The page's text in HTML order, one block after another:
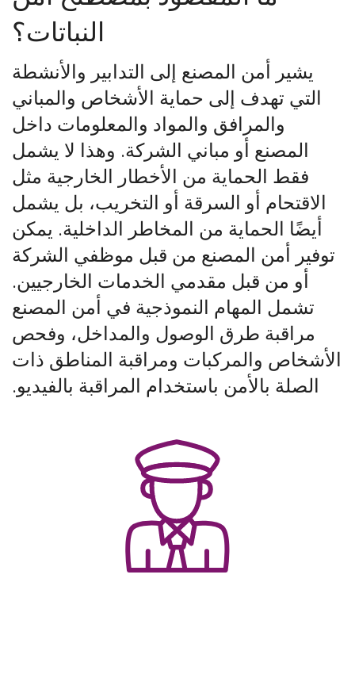
النباتات؟
يشير أمن المصنع إلى التدابير والأنشطة
التي تهدف إلى حماية الأشخاص والمباني
والمرافق والمواد والمعلومات داخل
المصنع أو مباني الشركة. وهذا لا يشمل
فقط الحماية من الأخطار الخارجية مثل
الاقتحام أو السرقة أو التخريب، بل يشمل
أيضًا الحماية من المخاطر الداخلية. يمكن
توفير أمن المصنع من قبل موظفي الشركة
أو من قبل مقدمي الخدمات الخارجيين.
تشمل المهام النموذجية في أمن المصنع
مراقبة طرق الوصول والمداخل، وفحص
الأشخاص والمركبات ومراقبة المناطق ذات
الصلة بالأمن باستخدام المراقبة بالفيديو.